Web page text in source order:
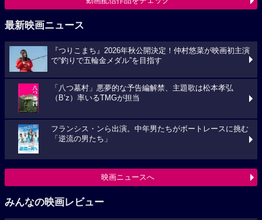
最新映画ニュース
『つりこまち』2026年秋公開決定！仲村悠菜が映画初主演
で“釣りで五輪金メダル”を目指す
「八つ墓村」悪夢的な予告編解禁、主題歌は松本孝弘
（B’z）率いるTMGが担当
フランシス・ンら出演。中年男たちがボートレースに挑む
「逆流の男たち」
映画ニュースへ
みんなの映画レビュー